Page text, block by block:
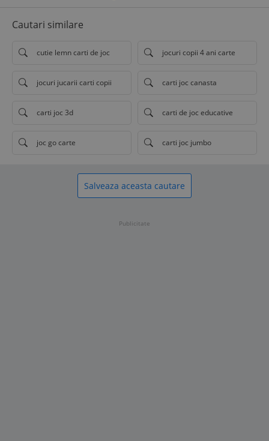
Cautari similare
cutie lemn carti de joc jocuri copii 4 ani carte
jocuri jucarii carti copii carti joc canasta
carti joc 3d carti de joc educative
joc go carte carti joc jumbo
Salveaza aceasta cautare
Publicitate